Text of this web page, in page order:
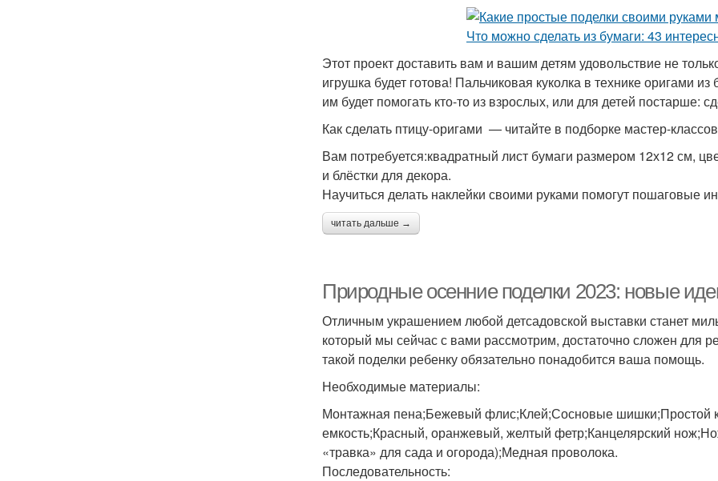
Этот проект доставить вам и вашим детям удовольствие не
игрушка будет готова! Пальчиковая куколка в технике оригами
им будет помогать кто-то из взрослых, или для детей постарше:
Как сделать птицу-оригами — читайте в подборке мастер-
Вам потребуется:квадратный лист бумаги размером 12х12 см,
и блёстки для декора.
Научиться делать наклейки своими руками помогут пошаговые
читать дальше →
Природные осенние поделки 2023: новые
Отличным украшением любой детсадовской выставки станет
который мы сейчас с вами рассмотрим, достаточно сложен для
такой поделки ребенку обязательно понадобится ваша помощь.
Необходимые материалы:
Монтажная пена;Бежевый флис;Клей;Сосновые шишки;Простой
емкость;Красный, оранжевый, желтый фетр;Канцелярский
«травка» для сада и огорода);Медная проволока.
Последовательность: